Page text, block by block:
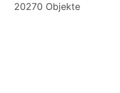
20270 Objekte